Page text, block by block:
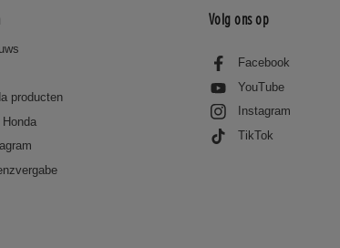
producten
Volg ons op
Facebook
YouTube
Instagram
TikTok